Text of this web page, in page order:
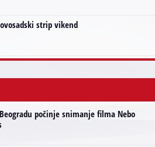
strip vikend
počinje snimanje filma Nebo